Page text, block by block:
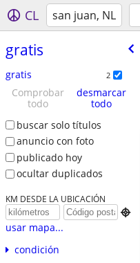
CL san juan, NL
gratis
gratis 2
Comprobar
todo
desmarcar
todo
buscar solo títulos
anuncio con foto
publicado hoy
ocultar duplicados
KM DESDE LA UBICACIÓN

usar mapa...
condición